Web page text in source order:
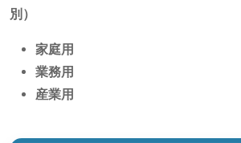
別）
家庭用
業務用
産業用